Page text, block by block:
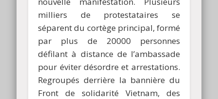
milliers de protestataires se
séparent du cortège principal, formé
par plus de 20000 personnes
défilant à distance de l’ambassade
pour éviter désordre et arrestations.
Regroupés derrière la bannière du
Front de solidarité Vietnam, des